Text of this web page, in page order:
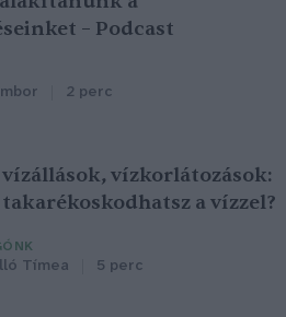
– Podcast
2 perc
vízkorlátozások:
a vízzel?
Tímea 5 perc